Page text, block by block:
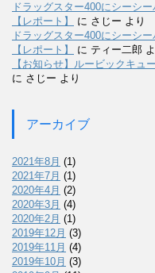
ドラッグスター400にシーシ
【レポート】
に さじー より
ドラッグスター400にシーシ
【レポート】
に ティー二郎
【お知らせ】ルービックキュ
に さじー より
アーカイブ
2021年8月 (1)
2021年7月 (1)
2020年4月 (2)
2020年3月 (4)
2020年2月 (1)
2019年12月 (3)
2019年11月 (4)
2019年10月 (3)